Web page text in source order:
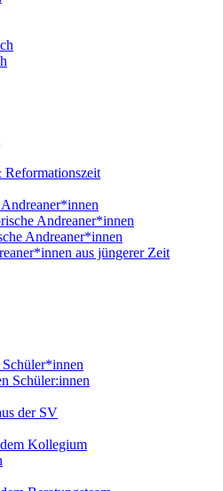
Andreaner*innen
Andreaner*innen
aus jüngerer Zeit
Schüler:innen
der SV
Kollegium